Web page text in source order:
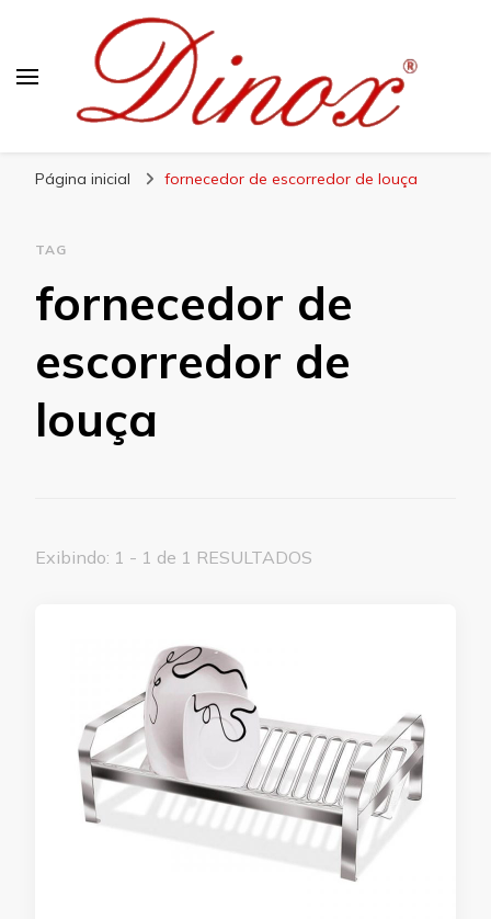
Página inicial fornecedor de escorredor de louça
TAG
fornecedor de
escorredor de
louça
Exibindo: 1 - 1 de 1 RESULTADOS